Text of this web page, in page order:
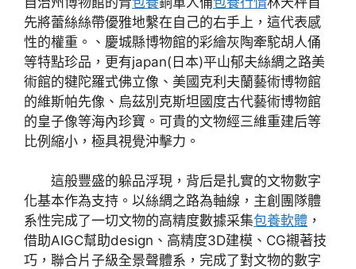
先將蕾絲絲帶優雅地繫在自己的右手上，這代表感
性的權重。、慶城縣博物館的彩繪灰陶牽駝胡人俑
等特點珍品，更有japan(日本)平山郁夫絲綢之路美
術館的犍陀羅式佛立像、美國克利夫蘭藝術博物館
的維斯帕先像、烏茲別克斯坦國度古代藝術博物館
的皇子像等海內珍寶。可貴的文物經三維重建后等
比例縮小，極具視覺沖擊力。
這般豐盛的躲品浮現，背后是扎實的文物數字
化基本作為支持。以絲綢之路為軸線，主創團隊體
系性完成了一切文物的高精度數據采集包養軟體 ，
借助AIGC幫助design、高精度3D建模、CG襯著技
巧，聯合片子級全景聲體系，完成了對文物的數字